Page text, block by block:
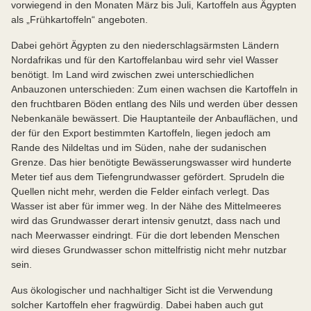
vorwiegend in den Monaten März bis Juli, Kartoffeln aus Ägypten
als „Frühkartoffeln“ angeboten.
Dabei gehört Ägypten zu den niederschlagsärmsten Ländern
Nordafrikas und für den Kartoffelanbau wird sehr viel Wasser
benötigt. Im Land wird zwischen zwei unterschiedlichen
Anbauzonen unterschieden: Zum einen wachsen die Kartoffeln in
den fruchtbaren Böden entlang des Nils und werden über dessen
Nebenkanäle bewässert. Die Hauptanteile der Anbauflächen, und
der für den Export bestimmten Kartoffeln, liegen jedoch am
Rande des Nildeltas und im Süden, nahe der sudanischen
Grenze. Das hier benötigte Bewässerungswasser wird hunderte
Meter tief aus dem Tiefengrundwasser gefördert. Sprudeln die
Quellen nicht mehr, werden die Felder einfach verlegt. Das
Wasser ist aber für immer weg. In der Nähe des Mittelmeeres
wird das Grundwasser derart intensiv genutzt, dass nach und
nach Meerwasser eindringt. Für die dort lebenden Menschen
wird dieses Grundwasser schon mittelfristig nicht mehr nutzbar
sein.
Aus ökologischer und nachhaltiger Sicht ist die Verwendung
solcher Kartoffeln eher fragwürdig. Dabei haben auch gut